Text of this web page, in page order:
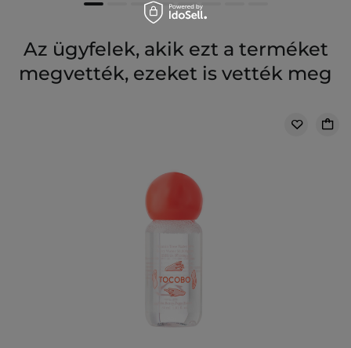
Az ügyfelek, akik ezt a terméket
megvették, ezeket is vették meg